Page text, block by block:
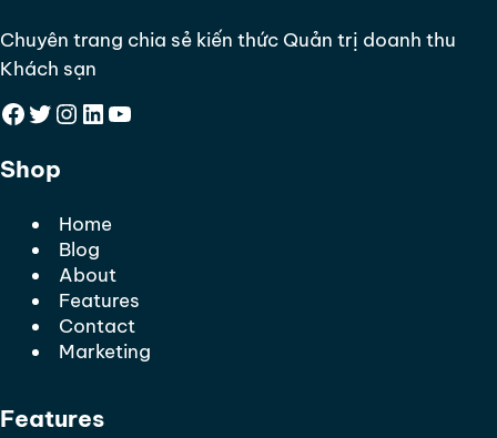
Chuyên trang chia sẻ kiến thức Quản trị doanh thu
Khách sạn
Facebook
Twitter
Instagram
LinkedIn
YouTube
Shop
Home
Blog
About
Features
Contact
Marketing
Features